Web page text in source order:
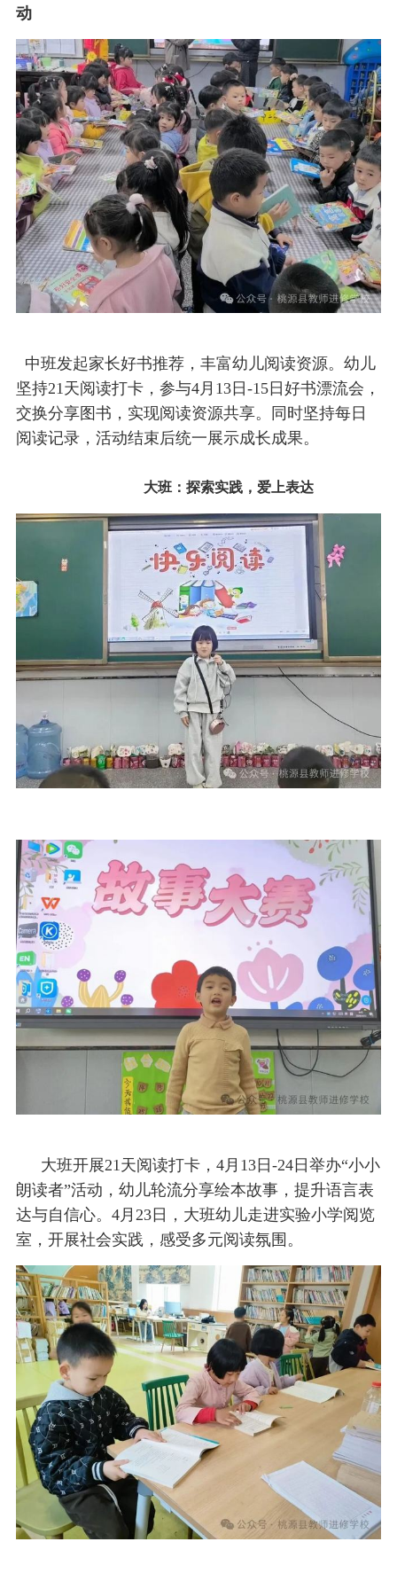
动
中班发起家长好书推荐，丰富幼儿阅读资源。幼儿
坚持21天阅读打卡，参与4月13日-15日好书漂流会，
交换分享图书，实现阅读资源共享。同时坚持每日
阅读记录，活动结束后统一展示成长成果。
大班：探索实践，爱上表达
大班开展21天阅读打卡，4月13日-24日举办“小小
朗读者”活动，幼儿轮流分享绘本故事，提升语言表
达与自信心。4月23日，大班幼儿走进实验小学阅览
室，开展社会实践，感受多元阅读氛围。